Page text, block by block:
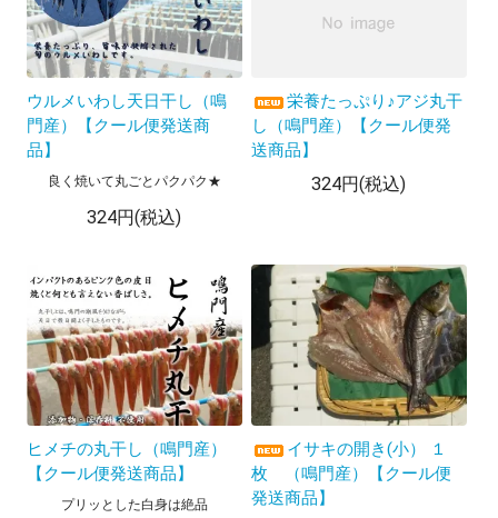
ウルメいわし天日干し（鳴
門産）【クール便発送商
品】
良く焼いて丸ごとパクパク★
324円(税込)
栄養たっぷり♪アジ丸干
し（鳴門産）【クール便発
送商品】
324円(税込)
ヒメチの丸干し（鳴門産）
【クール便発送商品】
プリッとした白身は絶品
イサキの開き(小） １
枚 （鳴門産）【クール便
発送商品】